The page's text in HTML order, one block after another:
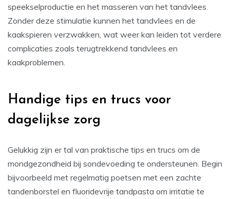
speekselproductie en het masseren van het tandvlees.
Zonder deze stimulatie kunnen het tandvlees en de
kaakspieren verzwakken, wat weer kan leiden tot verdere
complicaties zoals terugtrekkend tandvlees en
kaakproblemen.
Handige tips en trucs voor
dagelijkse zorg
Gelukkig zijn er tal van praktische tips en trucs om de
mondgezondheid bij sondevoeding te ondersteunen. Begin
bijvoorbeeld met regelmatig poetsen met een zachte
tandenborstel en fluoridevrije tandpasta om irritatie te